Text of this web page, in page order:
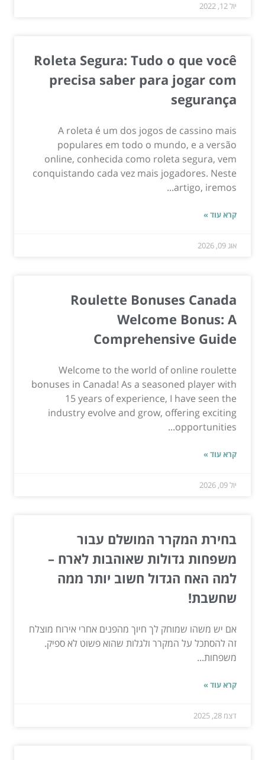
יול 12, 2022
Roleta Segura: Tudo o que você
precisa saber para jogar com
segurança
A roleta é um dos jogos de cassino mais
populares em todo o mundo, e a versão
online, conhecida como roleta segura, vem
conquistando cada vez mais jogadores. Neste
artigo, iremos...
קרא עוד »
אוג 09, 2026
Roulette Bonuses Canada
Welcome Bonus: A
Comprehensive Guide
Welcome to the world of online roulette
bonuses in Canada! As a seasoned player with
15 years of experience, I have seen the
industry evolve and grow, offering exciting
opportunities...
קרא עוד »
יול 09, 2026
בחירת המקרר המושלם עבור
משפחות גדולות שאוהבות לארח –
למה האח הגדול חשוב יותר ממה
שחשבת!
אם יש משהו שמוחק לך חיוך מהפנים אחרי אירוח מוצלח
זה להסתכל על המקרר ולגלות שהוא פשוט לא ספיק.
משפחות...
קרא עוד »
דצמ 28, 2025